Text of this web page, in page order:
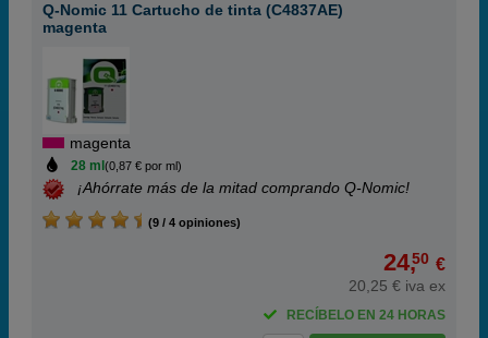
Q-Nomic 11 Cartucho de tinta (C4837AE)
magenta
magenta
28 ml (0,87 € por ml)
¡Ahórrate más de la mitad comprando Q-Nomic!
(9 / 4 opiniones)
24,50 €
20,25 € iva ex
RECÍBELO EN 24 HORAS